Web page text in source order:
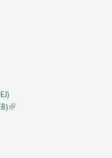
(link is external)